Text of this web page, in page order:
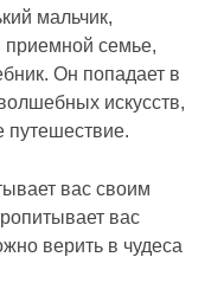
мальчик,
приемной семье,
Он попадает в
искусств,
путешествие.
вас своим
вас
верить в чудеса